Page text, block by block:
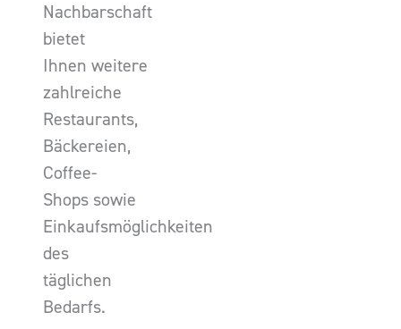
Nachbarschaft
bietet
Ihnen weitere
zahlreiche
Restaurants,
Bäckereien,
Coffee-
Shops sowie
Einkaufsmöglichkeiten
des
täglichen
Bedarfs.